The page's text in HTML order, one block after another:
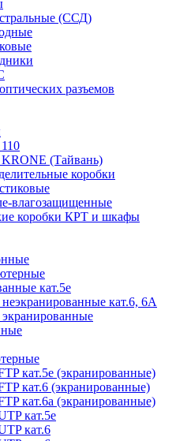
(ССД)
разъемов
(Тайвань)
коробки
влагозащищенные
коробки КРТ и шкафы
кат.5е
кат.6, 6А
кат.5е (экранированные)
кат.6 (экранированные)
кат.6а (экранированные)
кат.5е
кат.6